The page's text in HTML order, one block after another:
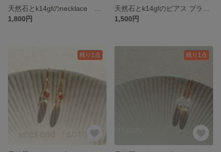
1,800円
1,500円
残り1点 残り1点